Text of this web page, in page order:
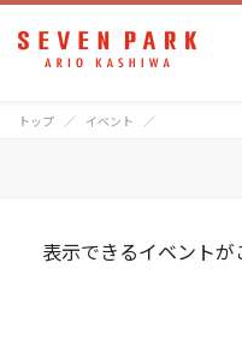
トップ イベント
表示できるイベントが